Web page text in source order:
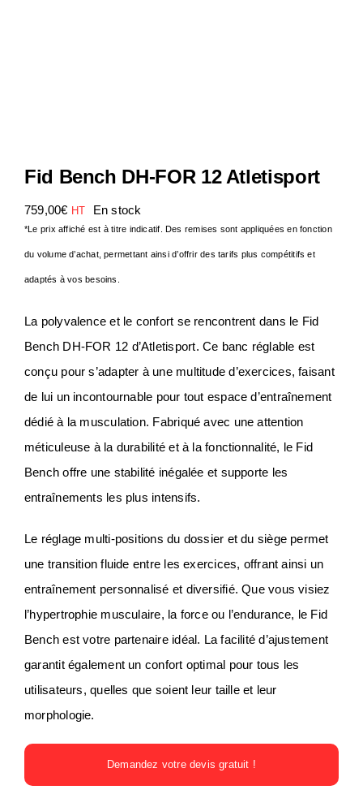
Fid Bench DH-FOR 12 Atletisport
759,00€ HT En stock
*Le prix affiché est à titre indicatif. Des remises sont appliquées en fonction
du volume d’achat, permettant ainsi d’offrir des tarifs plus compétitifs et
adaptés à vos besoins.
La polyvalence et le confort se rencontrent dans le Fid
Bench DH-FOR 12 d’Atletisport. Ce banc réglable est
conçu pour s’adapter à une multitude d’exercices, faisant
de lui un incontournable pour tout espace d’entraînement
dédié à la musculation. Fabriqué avec une attention
méticuleuse à la durabilité et à la fonctionnalité, le Fid
Bench offre une stabilité inégalée et supporte les
entraînements les plus intensifs.
Le réglage multi-positions du dossier et du siège permet
une transition fluide entre les exercices, offrant ainsi un
entraînement personnalisé et diversifié. Que vous visiez
l’hypertrophie musculaire, la force ou l’endurance, le Fid
Bench est votre partenaire idéal. La facilité d’ajustement
garantit également un confort optimal pour tous les
utilisateurs, quelles que soient leur taille et leur
morphologie.
Demandez votre devis gratuit !